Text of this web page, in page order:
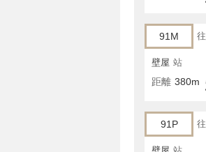
91M 往
壁屋 站
距離 380m
91P 往